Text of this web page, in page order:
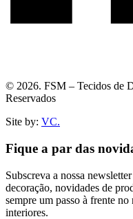
© 2026. FSM – Tecidos de
Reservados
Site by: VC.
Fique a par das
Subscreva a nossa
decoração, novidades de
sempre um passo à frente
interiores.